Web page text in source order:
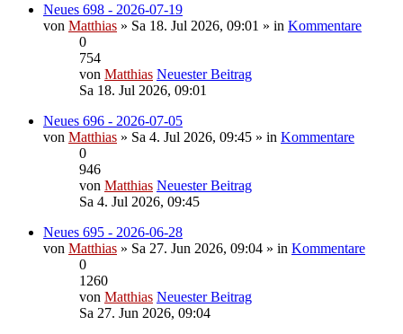
Neues 698 - 2026-07-19
von Matthias » Sa 18. Jul 2026, 09:01 » in Kommentare
0
754
von Matthias Neuester Beitrag
Sa 18. Jul 2026, 09:01
Neues 696 - 2026-07-05
von Matthias » Sa 4. Jul 2026, 09:45 » in Kommentare
0
946
von Matthias Neuester Beitrag
Sa 4. Jul 2026, 09:45
Neues 695 - 2026-06-28
von Matthias » Sa 27. Jun 2026, 09:04 » in Kommentare
0
1260
von Matthias Neuester Beitrag
Sa 27. Jun 2026, 09:04